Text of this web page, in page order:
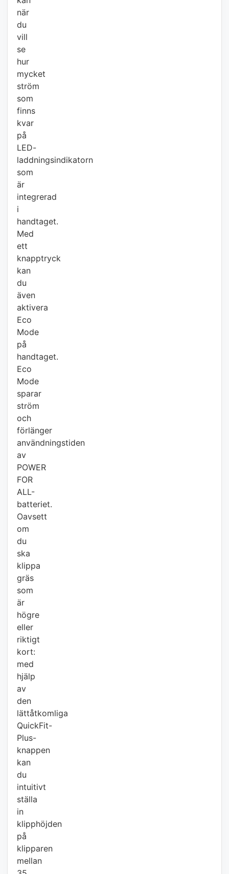
när
du
vill
se
hur
mycket
ström
som
finns
kvar
på
LED-
laddningsindikatorn
som
är
integrerad
i
handtaget.
Med
ett
knapptryck
kan
du
även
aktivera
Eco
Mode
på
handtaget.
Eco
Mode
sparar
ström
och
förlänger
användningstiden
av
POWER
FOR
ALL-
batteriet.
Oavsett
om
du
ska
klippa
gräs
som
är
högre
eller
riktigt
kort:
med
hjälp
av
den
lättåtkomliga
QuickFit-
Plus-
knappen
kan
du
intuitivt
ställa
in
klipphöjden
på
klipparen
mellan